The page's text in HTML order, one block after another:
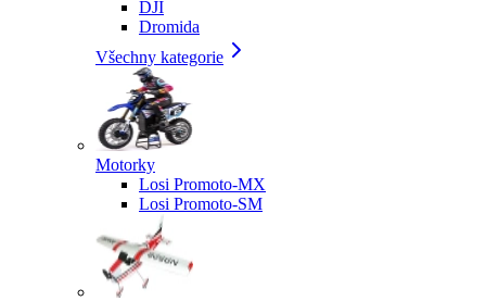
DJI
Dromida
Všechny kategorie
Motorky
Losi Promoto-MX
Losi Promoto-SM